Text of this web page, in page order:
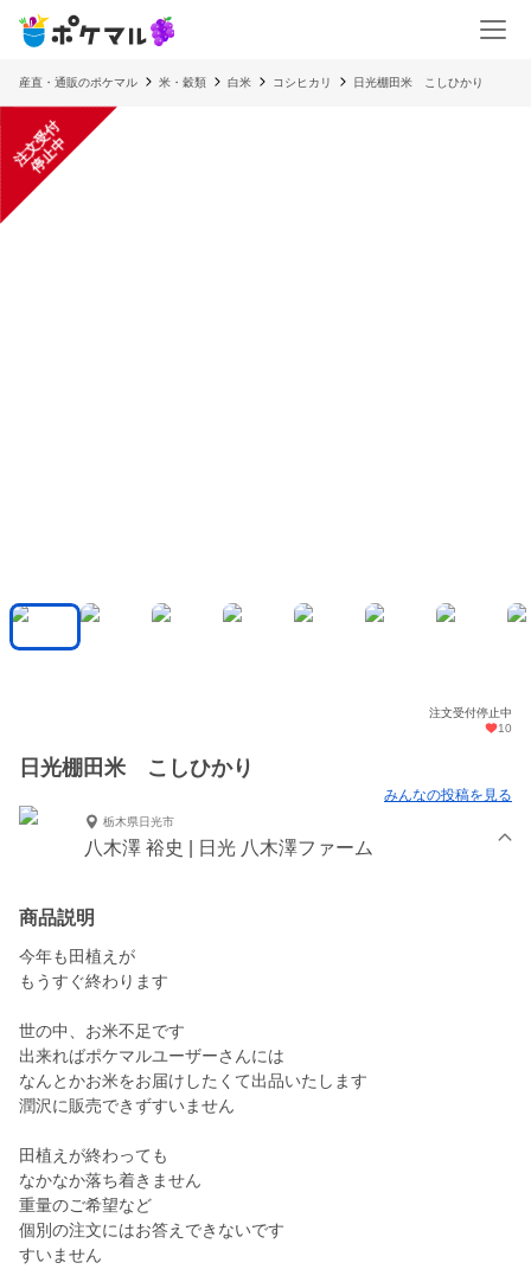
産直・通販のポケマル 米・穀類 白米 コシヒカリ 日光棚田米 こしひかり
注
文
受
付
停
止
中
注文受付停止中
10
日光棚田米 こしひかり
みんなの投稿を見る
栃木県日光市
八木澤 裕史 | 日光 八木澤ファーム
商品説明
今年も田植えが
もうすぐ終わります
世の中、お米不足です
出来ればポケマルユーザーさんには
なんとかお米をお届けしたくて出品いたします
潤沢に販売できずすいません
田植えが終わっても
なかなか落ち着きません
重量のご希望など
個別の注文にはお答えできないです
すいません